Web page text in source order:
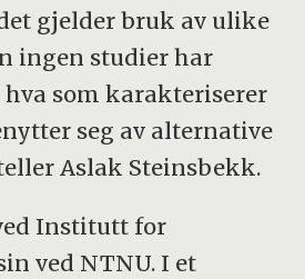
gjelder bruk av ulike
ingen studier har
som karakteriserer
seg av alternative
Aslak Steinsbekk.
Institutt for
ved NTNU. I et